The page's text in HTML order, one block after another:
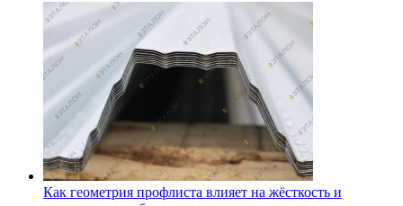
Как геометрия профлиста влияет на жёсткость и